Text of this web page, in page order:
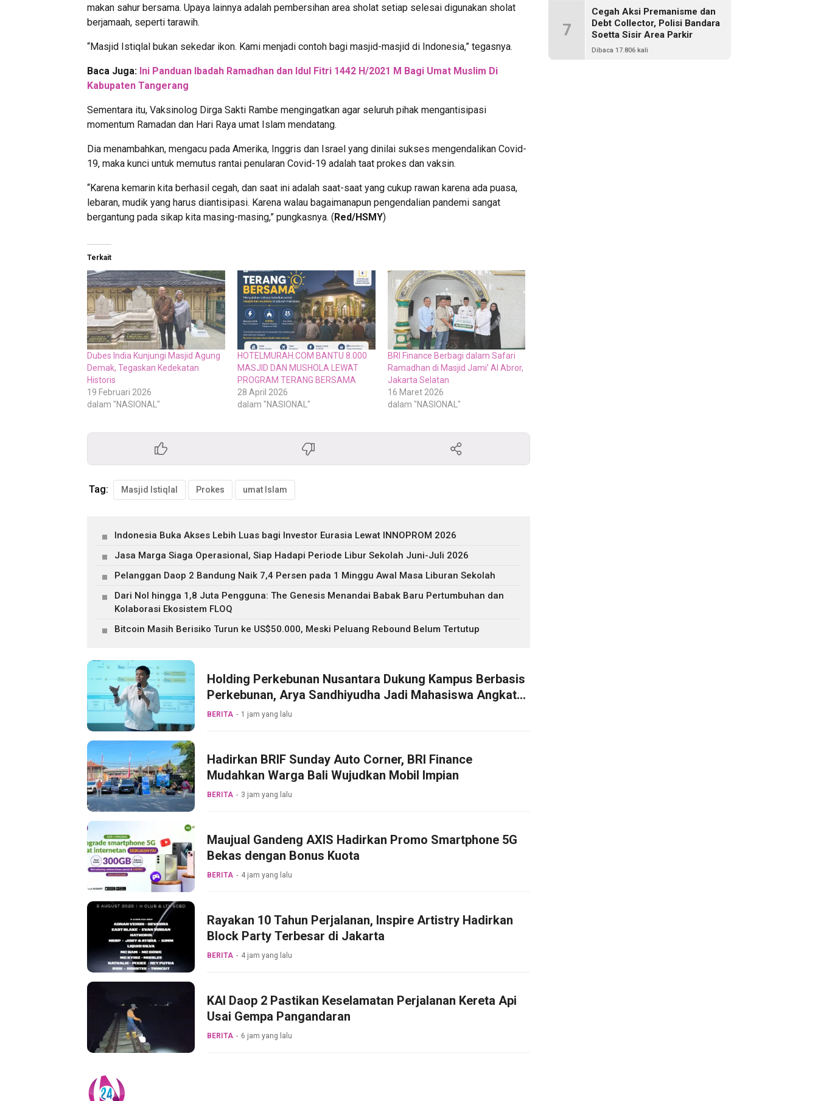
makan sahur bersama. Upaya lainnya adalah pembersihan area sholat setiap selesai digunakan sholat
berjamaah, seperti tarawih.
“Masjid Istiqlal bukan sekedar ikon. Kami menjadi contoh bagi masjid-masjid di Indonesia,” tegasnya.
Baca Juga: Ini Panduan Ibadah Ramadhan dan Idul Fitri 1442 H/2021 M Bagi Umat Muslim Di
Kabupaten Tangerang
Sementara itu, Vaksinolog Dirga Sakti Rambe mengingatkan agar seluruh pihak mengantisipasi
momentum Ramadan dan Hari Raya umat Islam mendatang.
Dia menambahkan, mengacu pada Amerika, Inggris dan Israel yang dinilai sukses mengendalikan Covid-
19, maka kunci untuk memutus rantai penularan Covid-19 adalah taat prokes dan vaksin.
“Karena kemarin kita berhasil cegah, dan saat ini adalah saat-saat yang cukup rawan karena ada puasa,
lebaran, mudik yang harus diantisipasi. Karena walau bagaimanapun pengendalian pandemi sangat
bergantung pada sikap kita masing-masing,” pungkasnya. ( Red/HSMY)
Terkait
Dubes India Kunjungi Masjid Agung
Demak, Tegaskan Kedekatan
Historis
19 Februari 2026
dalam "NASIONAL"
HOTELMURAH.COM BANTU 8.000
MASJID DAN MUSHOLA LEWAT
PROGRAM TERANG BERSAMA
28 April 2026
dalam "NASIONAL"
BRI Finance Berbagi dalam Safari
Ramadhan di Masjid Jami’ Al Abror,
Jakarta Selatan
16 Maret 2026
dalam "NASIONAL"
Tag: Masjid Istiqlal Prokes umat Islam
Indonesia Buka Akses Lebih Luas bagi Investor Eurasia Lewat INNOPROM 2026
Jasa Marga Siaga Operasional, Siap Hadapi Periode Libur Sekolah Juni-Juli 2026
Pelanggan Daop 2 Bandung Naik 7,4 Persen pada 1 Minggu Awal Masa Liburan Sekolah
Dari Nol hingga 1,8 Juta Pengguna: The Genesis Menandai Babak Baru Pertumbuhan dan
Kolaborasi Ekosistem FLOQ
Bitcoin Masih Berisiko Turun ke US$50.000, Meski Peluang Rebound Belum Tertutup
Holding Perkebunan Nusantara Dukung Kampus Berbasis
Perkebunan, Arya Sandhiyudha Jadi Mahasiswa Angkatan
Pertama Magister ITSI
BERITA 1 jam yang lalu
Hadirkan BRIF Sunday Auto Corner, BRI Finance
Mudahkan Warga Bali Wujudkan Mobil Impian
BERITA 3 jam yang lalu
Maujual Gandeng AXIS Hadirkan Promo Smartphone 5G
Bekas dengan Bonus Kuota
BERITA 4 jam yang lalu
Rayakan 10 Tahun Perjalanan, Inspire Artistry Hadirkan
Block Party Terbesar di Jakarta
BERITA 4 jam yang lalu
KAI Daop 2 Pastikan Keselamatan Perjalanan Kereta Api
Usai Gempa Pangandaran
BERITA 6 jam yang lalu
7
Cegah Aksi Premanisme dan
Debt Collector, Polisi Bandara
Soetta Sisir Area Parkir
Dibaca 17.806 kali